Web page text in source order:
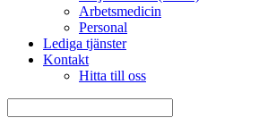
Arbetsmedicin
Personal
Lediga tjänster
Kontakt
Hitta till oss